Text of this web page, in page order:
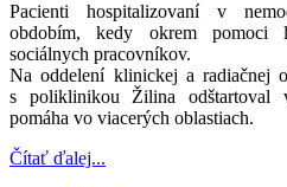
Pacienti hospitalizovaní v
obdobím, kedy okrem pomoci
sociálnych pracovníkov.
Na oddelení klinickej a radiačnej
s poliklinikou Žilina odštartoval
pomáha vo viacerých oblastiach.
Čítať ďalej...